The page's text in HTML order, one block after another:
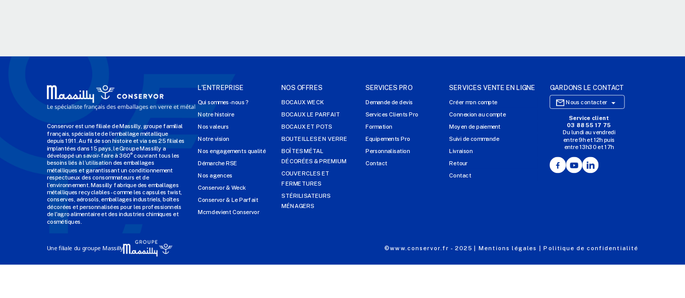
Conservor est une filiale de Massilly, groupe familial
français, spécialiste de l’emballage métallique
depuis 1911. Au fil de son histoire et via ses 25 filiales
implantées dans 15 pays, le Groupe Massilly a
développé un savoir-faire à 360° couvrant tous les
besoins liés à l’utilisation des emballages
métalliques et garantissant un conditionnement
respectueux des consommateurs et de
l’environnement. Massilly fabrique des emballages
métalliques recyclables - comme les capsules twist,
conserves, aérosols, emballages industriels, boîtes
décorées et personnalisées pour les professionnels
de l'agro alimentaire et des industries chimiques et
cosmétiques.
L'ENTREPRISE
Qui sommes-nous ?
Notre histoire
Nos valeurs
Notre vision
Nos engagements qualité
Démarche RSE
Nos agences
Conservor & Weck
Conservor & Le Parfait
Mcm devient Conservor
NOS OFFRES
BOCAUX WECK
BOCAUX LE PARFAIT
BOCAUX ET POTS
BOUTEILLES EN VERRE
BOÎTES MÉTAL
DÉCORÉES & PREMIUM
COUVERCLES ET
FERMETURES
STÉRILISATEURS
MÉNAGERS
SERVICES PRO
Demande de devis
Services Clients Pro
Formation
Equipements Pro
Personnalisation
Contact
SERVICES VENTE EN LIGNE
Créer mon compte
Connexion au compte
Moyen de paiement
Suivi de commande
Livraison
Retour
Contact
GARDONS LE CONTACT
Nous contacter 
SITE E-COMMERCE
NOS AGENCES
MASSILLY CONSERVOR
Service client
03 88 55 17 75
Du lundi au vendredi
entre 9h et 12h puis
entre 13h30 et 17h
FacebookYouTube
Une filiale du groupe Massilly ©www.conservor.fr - 2025 | Mentions légales | Politique de confidentialité